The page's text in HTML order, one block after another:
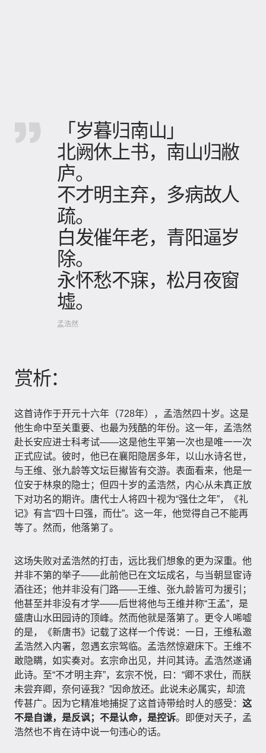
「岁暮归南山」
北阙休上书，南山归敝
庐。
不才明主弃，多病故人
疏。
白发催年老，青阳逼岁
除。
永怀愁不寐，松月夜窗
墟。
孟浩然
赏析：
这首诗作于开元十六年（728年），孟浩然四十岁。这是
他生命中至关重要、也最为残酷的年份。这一年，孟浩然
赴长安应进士科考试——这是他生平第一次也是唯一一次
正式应试。彼时，他已在襄阳隐居多年，以山水诗名世，
与王维、张九龄等文坛巨擜皆有交游。表面看来，他是一
位安于林泉的隐士；但四十岁的孟浩然，内心从未真正放
下对功名的期许。唐代士人将四十视为“强仕之年”，《礼
记》有言“四十曰强，而仕”。这一年，他觉得自己不能再
等了。然而，他落第了。
这场失败对孟浩然的打击，远比我们想象的更为深重。他
并非不第的举子——此前他已在文坛成名，与当朝显宦诗
酒往还；他并非没有门路——王维、张九龄皆可为援引；
他甚至并非没有才学——后世将他与王维并称“王孟”，是
盛唐山水田园诗的顶峰。然而他就是落第了。更令人唏嘘
的是，《新唐书》记载了这样一个传说：一日，王维私邀
孟浩然入内署，忽遇玄宗驾临。孟浩然惊避床下。王维不
敢隐瞒，如实奏对。玄宗命出见，并问其诗。孟浩然遂诵
此诗。至“不才明主弃”，玄宗不悦，曰：“卿不求仕，而朕
未尝弃卿，奈何诬我？”因命放还。此说未必属实，却流
传甚广。因为它精准地捕捉了这首诗带给时人的感受： 这
不是自谦，是反讽；不是认命，是控诉。即便对天子，孟
浩然也不肯在诗中说一句违心的话。